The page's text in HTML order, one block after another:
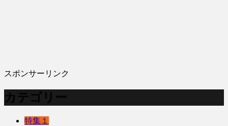
スポンサーリンク
カテゴリー
特集１